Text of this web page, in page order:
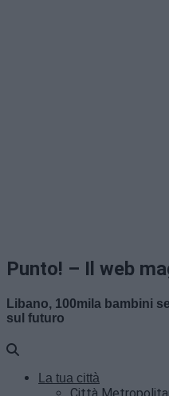
Punto! – Il web
Libano, 100mila bambini
sul futuro
La tua città